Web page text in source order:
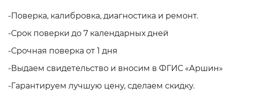
-Поверка, калибровка, диагностика и ремонт.
-Срок поверки до 7 календарных дней
-Срочная поверка от 1 дня
-Выдаем свидетельство и вносим в ФГИС «Аршин»
-Гарантируем лучшую цену, сделаем скидку.